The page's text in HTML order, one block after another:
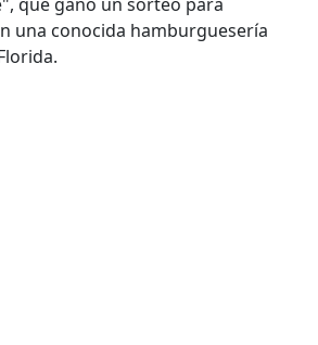
una conocida hamburguesería